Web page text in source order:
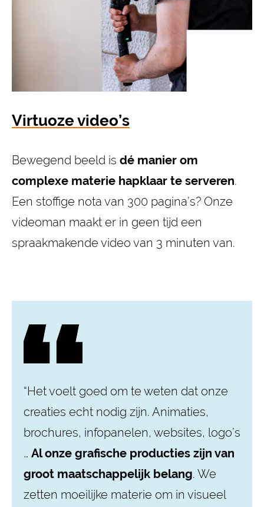
Virtuoze video’s
Bewegend beeld is dé manier om
complexe materie hapklaar te serveren.
Een stoffige nota van 300 pagina’s? Onze
videoman maakt er in geen tijd een
spraakmakende video van 3 minuten van.
“Het voelt goed om te weten dat onze
creaties echt nodig zijn. Animaties,
brochures, infopanelen, websites, logo’s
… Al onze grafische producties zijn van
groot maatschappelijk belang. We
zetten moeilijke materie om in visueel